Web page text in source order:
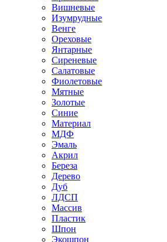
Вишневые
Изумрудные
Венге
Ореховые
Янтарные
Сиреневые
Салатовые
Фиолетовые
Мятные
Золотые
Синие
Материал
МДФ
Эмаль
Акрил
Береза
Дерево
Дуб
ЛДСП
Массив
Пластик
Шпон
Экошпон